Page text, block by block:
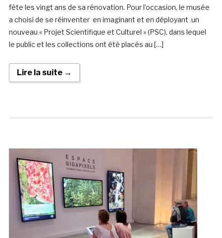
fête les vingt ans de sa rénovation. Pour l’occasion, le musée
a choisi de se réinventer en imaginant et en déployant un
nouveau « Projet Scientifique et Culturel » (PSC), dans lequel
le public et les collections ont été placés au […]
Lire la suite →